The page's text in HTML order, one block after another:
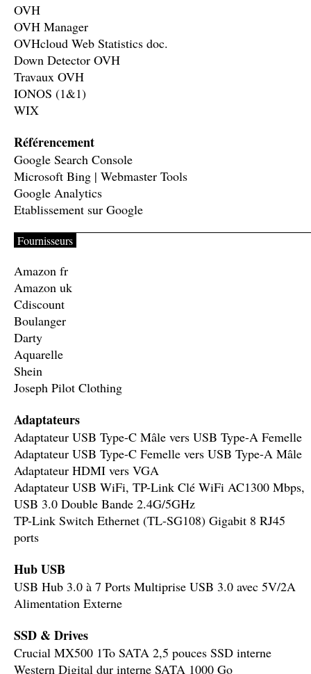
OVH
OVH Manager
OVHcloud Web Statistics doc.
Down Detector OVH
Travaux OVH
IONOS (1&1)
WIX
Référencement
Google Search Console
Microsoft Bing | Webmaster Tools
Google Analytics
Etablissement sur Google
Fournisseurs
Amazon fr
Amazon uk
Cdiscount
Boulanger
Darty
Aquarelle
Shein
Joseph Pilot Clothing
Adaptateurs
Adaptateur USB Type-C Mâle vers USB Type-A Femelle
Adaptateur USB Type-C Femelle vers USB Type-A Mâle
Adaptateur HDMI vers VGA
Adaptateur USB WiFi, TP-Link Clé WiFi AC1300 Mbps,
USB 3.0 Double Bande 2.4G/5GHz
TP-Link Switch Ethernet (TL-SG108) Gigabit 8 RJ45
ports
Hub USB
USB Hub 3.0 à 7 Ports Multiprise USB 3.0 avec 5V/2A
Alimentation Externe
SSD & Drives
Crucial MX500 1To SATA 2,5 pouces SSD interne
Western Digital dur interne SATA 1000 Go